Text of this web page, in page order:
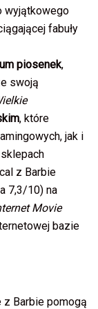
wyjątkowego
fabuły
piosenek,
swoją
, które
jak i
z Barbie
7,3/10) na
Movie
bazie
z Barbie pomogą